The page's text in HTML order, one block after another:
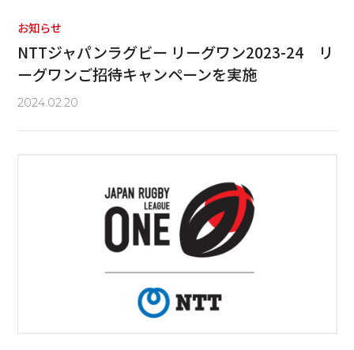
お知らせ
NTTジャパンラグビー リーグワン2023-24 リ
ーグワンご招待キャンペーンを実施
2024.02.20